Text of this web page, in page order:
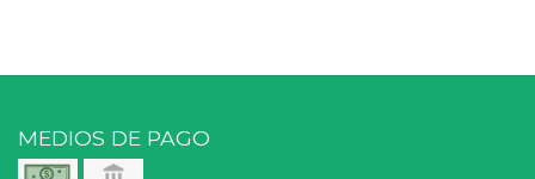
MEDIOS DE PAGO